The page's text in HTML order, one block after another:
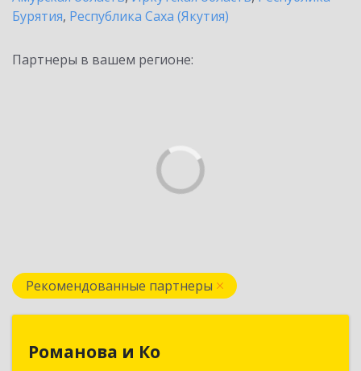
Бурятия, Республика Саха (Якутия)
Партнеры в вашем регионе:
Рекомендованные партнеры
Романова и Ко